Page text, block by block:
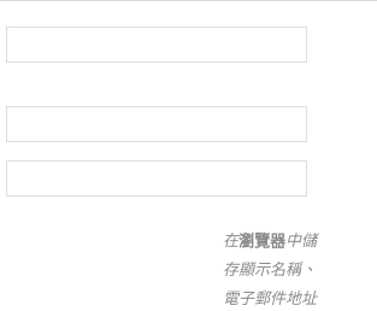
在瀏覽器中儲
存顯示名稱、
電子郵件地址